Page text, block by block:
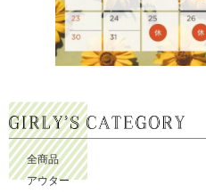
全商品
アウター